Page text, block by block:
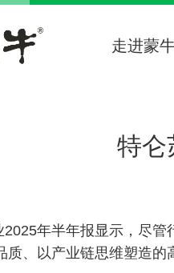
走进蒙
特仑
2025年半年报显示，尽管
质、以产业链思维塑造的